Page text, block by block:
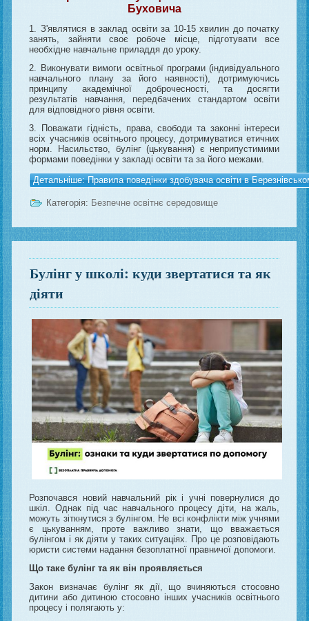
Буховича
1. З'являтися в заклад освіти за 10-15 хвилин до початку
занять, зайняти своє робоче місце, підготувати все
необхідне навчальне приладдя до уроку.
2. Виконувати вимоги освітньої програми (індивідуального
навчального плану за його наявності), дотримуючись
принципу академічної доброчесності, та досягти
результатів навчання, передбачених стандартом освіти
для відповідного рівня освіти.
3. Поважати гідність, права, свободи та законні інтереси
всіх учасників освітнього процесу, дотримуватися етичних
норм. Насильство, булінг (цькування) є неприпустимими
формами поведінки у закладі освіти та за його межами.
Детальніше: Правила поведінки здобувача освіти в
Категорія: Безпечне освітнє середовище
Булінг у школі: куди звертатися та як
діяти
Розпочався новий навчальний рік і учні повернулися до
шкіл. Однак під час навчального процесу діти, на жаль,
можуть зіткнутися з булінгом. Не всі конфлікти між учнями
є цькуванням, проте важливо знати, що вважається
булінгом і як діяти у таких ситуаціях. Про це розповідають
юристи системи надання безоплатної правничої допомоги.
Що таке булінг та як він проявляється
Закон визначає булінг як дії, що вчиняються стосовно
дитини або дитиною стосовно інших учасників освітнього
процесу і полягають у: